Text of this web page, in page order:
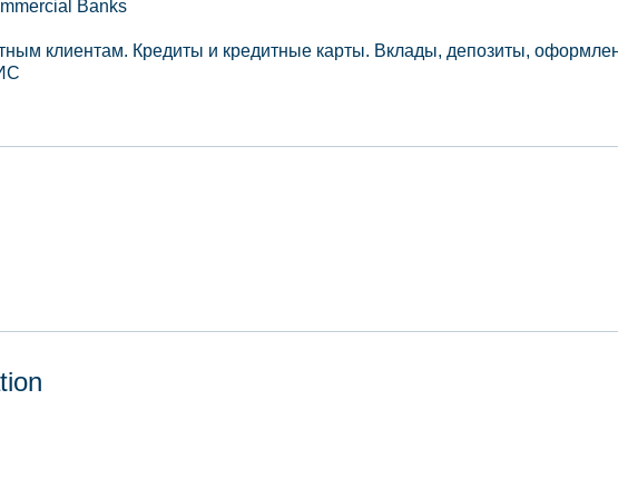
Banks
клиентам. Кредиты и кредитные карты. Вклады, депозиты,